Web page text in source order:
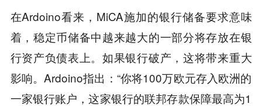
在Ardoino看来，MiCA施加的银行储备要求意味
着，稳定币储备中越来越大的一部分将存放在银
行资产负债表上。如果银行破产，这将带来重大
影响。Ardoino指出：“你将100万欧元存入欧洲的
一家银行账户，这家银行的联邦存款保障最高为1